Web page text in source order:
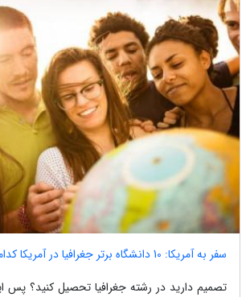
سفر به آمریکا: 10 دانشگاه برتر جغرافیا در آمریکا کدامند؟
تصمیم دارید در رشته جغرافیا تحصیل کنید؟ پس